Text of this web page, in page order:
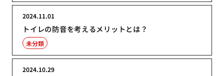
トイレの防音を考えるメリットとは？
2024.11.01
未分類
2024.10.29